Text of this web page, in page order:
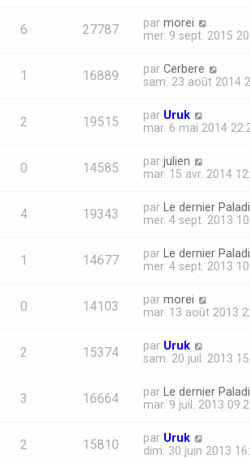
6 27787 par morei
mer. 9 sept. 2015
1 16889 par Cerbere
sam. 23 août 2014
2 19515 par Uruk
mar. 6 mai 2014
0 14585 par julien
mar. 15 avr. 2014
4 19343 par
Le dernier
mer. 4 sept. 2013
1 14677 par
Le dernier
mer. 4 sept. 2013
0 14103 par morei
mar. 13 août 2013
2 15374 par Uruk
sam. 20 juil. 2013
3 16664 par
Le dernier
mar. 9 juil. 2013
2 15810 par Uruk
dim. 30 juin 2013